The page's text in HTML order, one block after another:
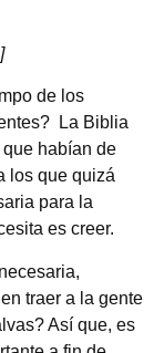
de los
La Biblia
habían de
los que quizá
para la
es creer.
traer a la gente
Así que, es